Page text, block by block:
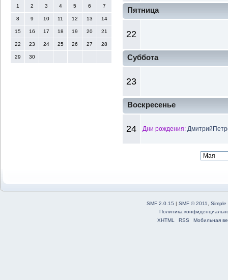
1
2 3 4 5 6 7
8 9 10 11 12 13 14
15 16 17 18 19 20 21
22 23 24 25 26 27 28
29 30
Пятница
22
Суббота
23
Воскресенье
24 Дни рождения:
SMF 2.0.15 | SMF © 2011, Simple
Политика
XHTML
RSS Мобильная